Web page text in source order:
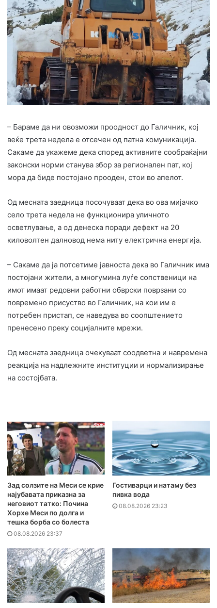
– Бараме да ни овозможи проодност до Галичник, кој
веќе трета недела е отсечен од патна комуникација.
Сакаме да укажеме дека според активните сообраќајни
законски норми станува збор за регионален пат, кој
мора да биде постојано прооден, стои во апелот.
Од месната заедница посочуваат дека во ова мијачко
село трета недела не функционира уличното
осветлување, а од денеска поради дефект на 20
киловолтен далновод нема ниту електрична енергија.
– Сакаме да ја потсетиме јавноста дека во Галичник има
постојани жители, а многумина луѓе сопственици на
имот имаат редовни работни обврски поврзани со
повремено присуство во Галичник, на кои им е
потребен пристап, се наведува во соопштението
пренесено преку социјалните мрежи.
Од месната заедница очекуваат соодветна и навремена
реакција на надлежните институции и нормализирање
на состојбата.
Зад солзите на Меси се крие
најубавата приказна за
неговиот татко: Почина
Хорхе Меси по долга и
тешка борба со болеста
08.08.2026 23:37
Гостиварци и натаму без
пивка вода
08.08.2026 23:23